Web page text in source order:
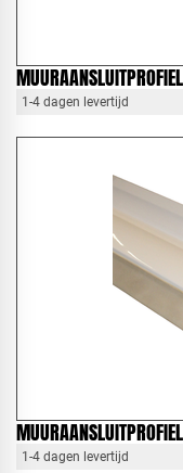
1-4 dagen levertijd
1-4 dagen levertijd